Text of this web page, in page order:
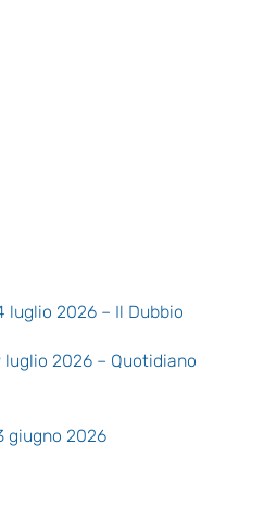
2026 – Il Dubbio
2026 – Quotidiano
giugno 2026